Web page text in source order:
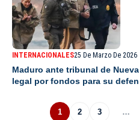
INTERNACIONALES25 De Marzo De 2026
Maduro ante tribunal de
legal por fondos para su
1 2 3 …